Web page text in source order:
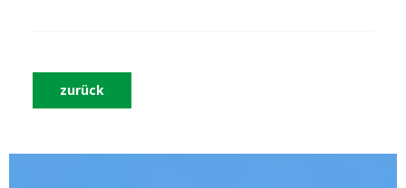
zurück